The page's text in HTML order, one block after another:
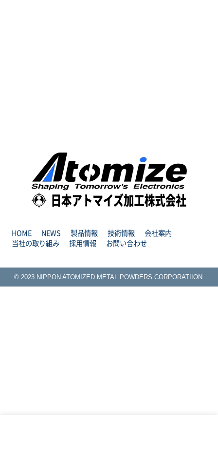
HOME NEWS 製品情報 技術情報
会社案内
当社の取り組み
採用情報 お問い合わせ
© 2023 NIPPON ATOMIZED METAL POWDERS CORPORATIION.